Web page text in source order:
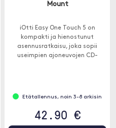
Mount
iOtti Easy One Touch 5 on
kompakti ja hienostunut
asennusratkaisu, joka sopii
useimpien ajoneuvojen CD-
Etätallennus, noin 3-8 arkisin
42.90 €